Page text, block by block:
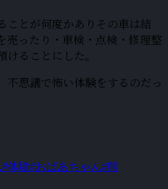
ことが何度かありその車は結
売ったり・車検・点検・修理整
ることにした。
不思議で怖い体験をするのだっ
#体験#おばあちゃん#熊